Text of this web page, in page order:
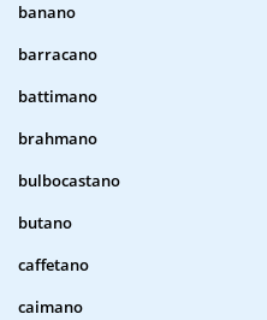
banano
barracano
battimano
brahmano
bulbocastano
butano
caffetano
caimano